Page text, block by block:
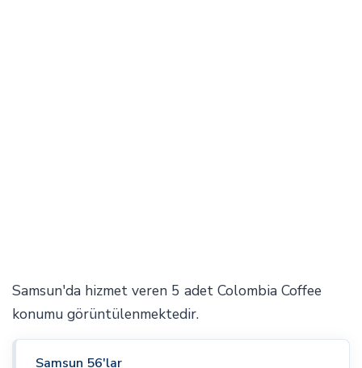
Samsun'da hizmet veren 5 adet Colombia Coffee
konumu görüntülenmektedir.
Samsun 56'lar